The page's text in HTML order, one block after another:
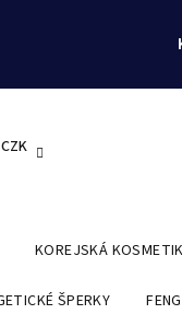
CZK
KOREJSKÁ
ŠPERKY